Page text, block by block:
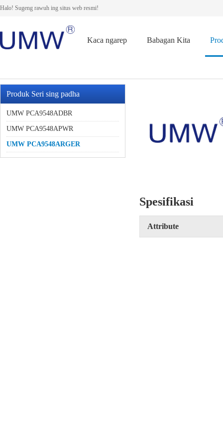
Halo! Sugeng rawuh ing situs web resmi!
Kaca ngarep Babagan Kita
Produk Seri sing padha
UMW PCA9548ADBR
UMW PCA9548APWR
UMW PCA9548ARGER
Spesifikasi
Attribute